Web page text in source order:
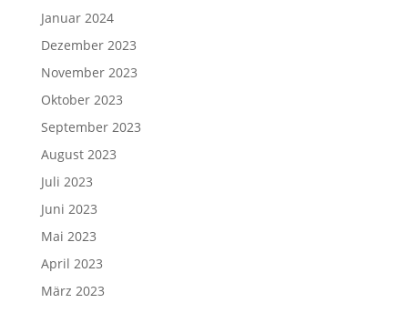
Januar 2024
Dezember 2023
November 2023
Oktober 2023
September 2023
August 2023
Juli 2023
Juni 2023
Mai 2023
April 2023
März 2023